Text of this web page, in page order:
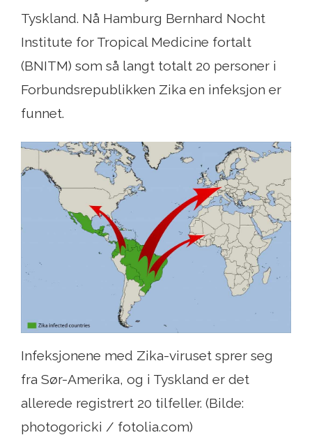
Tyskland. Nå Hamburg Bernhard Nocht
Institute for Tropical Medicine fortalt
(BNITM) som så langt totalt 20 personer i
Forbundsrepublikken Zika en infeksjon er
funnet.
Infeksjonene med Zika-viruset sprer seg
fra Sør-Amerika, og i Tyskland er det
allerede registrert 20 tilfeller. (Bilde:
photogoricki / fotolia.com)